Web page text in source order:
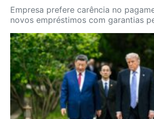
Empresa prefere carência no
novos empréstimos com garantias